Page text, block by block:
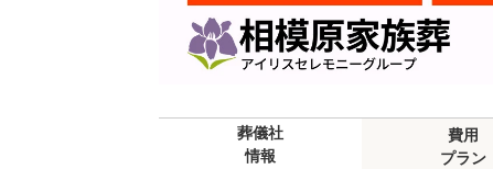
葬儀社
情報
費用
プラン